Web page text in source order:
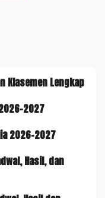
Klasemen Lengkap
2027
2026-2027
Hasil, dan